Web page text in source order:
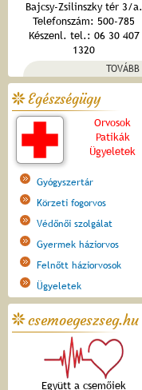
Bajcsy-Zsilinszky tér 3/a.
Telefonszám: 500-785
Készenl. tel.: 06 30 407
1320
TOVÁBB
Egészségügy
Orvosok
Patikák
Ügyeletek
Gyógyszertár
Körzeti fogorvos
Védőnői szolgálat
Gyermek háziorvos
Felnőtt háziorvosok
Ügyeletek
csemoegeszseg.hu
Együtt a csemőiek